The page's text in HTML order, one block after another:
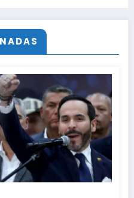
y
de estar gordo